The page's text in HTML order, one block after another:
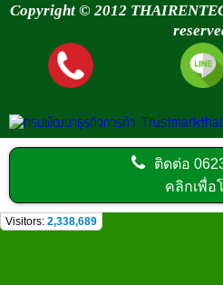
Copyright © 2012
ติดต่อ
คลิกเพื่อ
Visitors: 2,338,689